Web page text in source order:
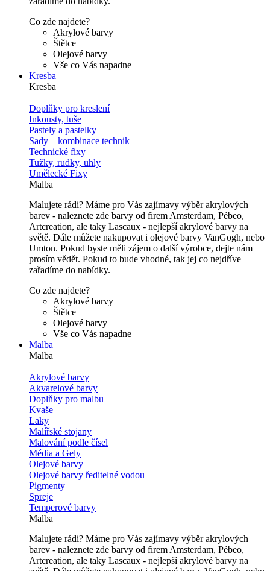
Co zde najdete?
Akrylové barvy
Štětce
Olejové barvy
Vše co Vás napadne
Kresba
Kresba
Doplňky pro kreslení
Inkousty, tuše
Pastely a pastelky
Sady – kombinace technik
Technické fixy
Tužky, rudky, uhly
Umělecké Fixy
Malba
Malujete rádi? Máme pro Vás zajímavy výběr akrylových
barev - naleznete zde barvy od firem Amsterdam, Pébeo,
Artcreation, ale taky Lascaux - nejlepší akrylové barvy na
světě. Dále můžete nakupovat i olejové barvy VanGogh, nebo
Umton. Pokud byste měli zájem o další výrobce, dejte nám
prosím vědět. Pokud to bude vhodné, tak jej co nejdříve
zařadíme do nabídky.
Co zde najdete?
Akrylové barvy
Štětce
Olejové barvy
Vše co Vás napadne
Malba
Malba
Akrylové barvy
Akvarelové barvy
Doplňky pro malbu
Kvaše
Laky
Malířské stojany
Malování podle čísel
Média a Gely
Olejové barvy
Olejové barvy ředitelné vodou
Pigmenty
Spreje
Temperové barvy
Malba
Malujete rádi? Máme pro Vás zajímavy výběr akrylových
barev - naleznete zde barvy od firem Amsterdam, Pébeo,
Artcreation, ale taky Lascaux - nejlepší akrylové barvy na